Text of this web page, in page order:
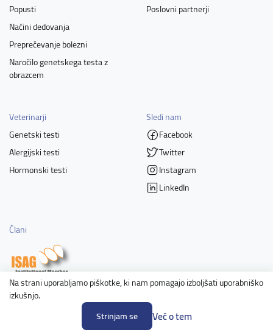
Na strani uporabljamo piškotke, ki nam pomagajo izboljšati uporabniško
izkušnjo.
Strinjam se
Več o tem
Popusti
Načini dedovanja
Preprečevanje bolezni
Naročilo genetskega testa z
obrazcem
Poslovni partnerji
Veterinarji
Genetski testi
Alergijski testi
Hormonski testi
Sledi nam
Facebook
Twitter
Instagram
LinkedIn
Člani